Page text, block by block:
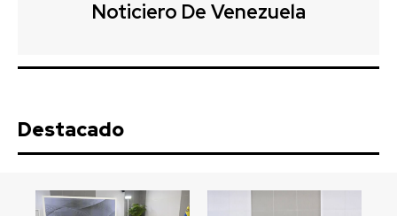
Noticiero De Venezuela
Destacado